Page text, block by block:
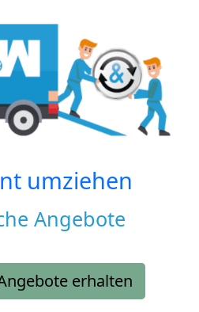
umziehen
Angebote
erhalten